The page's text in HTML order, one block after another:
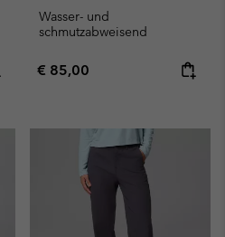
Wasser- und
schmutzabweisend
Regular price:
€ 85,00